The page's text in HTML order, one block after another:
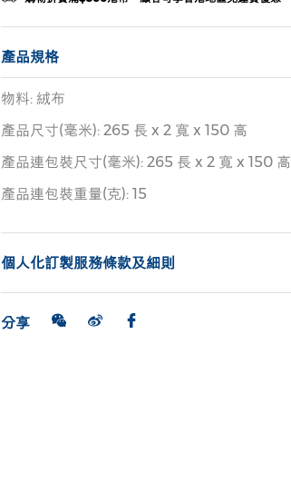
產品規格
物料: 絨布
產品尺寸(毫米): 265 長 x 2 寬 x 150 高
產品連包裝尺寸(毫米): 265 長 x 2 寬 x 150 高
產品連包裝重量(克): 15
個人化訂製服務條款及細則
分享